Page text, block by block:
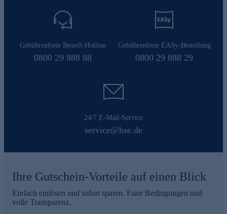
Gebührenfreie Bestell-Hotline
0800 29 888 88
Gebührenfreie EASy-Bestellung
0800 29 888 29
24/7 E-Mail-Service
service@hse.de
Ihre Gutschein-Vorteile auf einen Blick
Einfach einlösen und sofort sparen. Faire Bedingungen und
volle Transparenz.